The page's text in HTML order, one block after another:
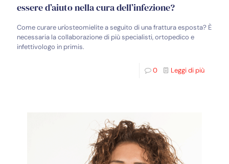
essere d’aiuto nella cura dell’infezione?
Come curare un'osteomielite a seguito di una frattura esposta? È
necessaria la collaborazione di più specialisti, ortopedico e
infettivologo in primis.
0 Leggi di più